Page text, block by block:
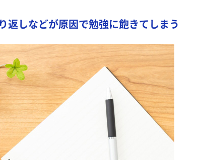
返しなどが原因で勉強に飽きてしまう